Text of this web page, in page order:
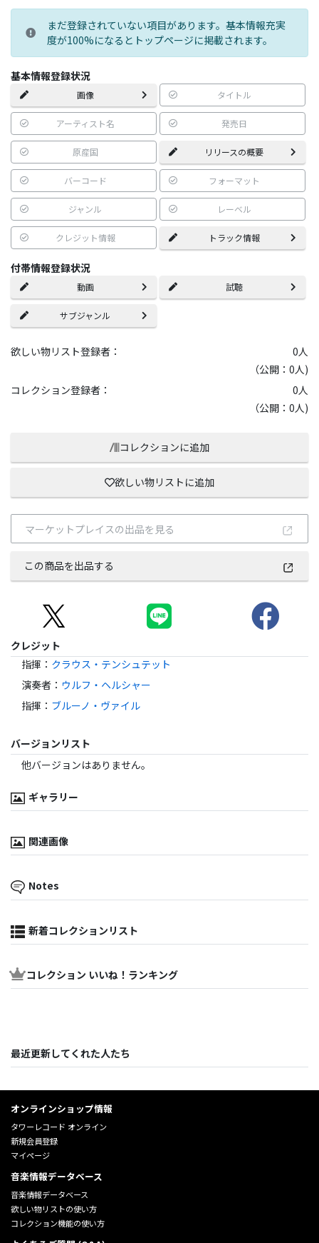
まだ登録されていない項目があります。基本情報充実
度が100%になるとトップページに掲載されます。
基本情報登録状況
画像 タイトル
アーティスト名 発売日
原産国 リリースの概要
バーコード フォーマット
ジャンル レーベル
クレジット情報 トラック情報
付帯情報登録状況
動画 試聴
サブジャンル
欲しい物リスト登録者： 0人
（公開：0人)
コレクション登録者：
0人
（公開：0人)
コレクションに追加
欲しい物リストに追加
マーケットプレイスの出品を見る
この商品を出品する
クレジット
指揮 ： クラウス・テンシュテット
演奏者 ： ウルフ・ヘルシャー
指揮 ： ブルーノ・ヴァイル
バージョンリスト
他バージョンはありません。
ギャラリー
関連画像
Notes
新着コレクションリスト
コレクション いいね！ランキング
最近更新してくれた人たち
オンラインショップ情報
タワーレコード オンライン
新規会員登録
マイページ
音楽情報データベース
音楽情報データベース
欲しい物リストの使い方
コレクション機能の使い方